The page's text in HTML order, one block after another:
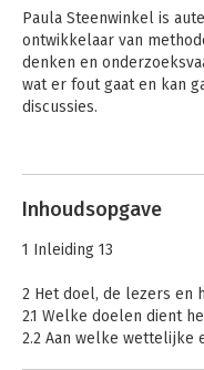
Bekijk alle boeken
Geef mij de feiten
Bekijk alle boeken
Paula Steenwinkel is
ontwikkelaar van
denken en
wat er fout gaat en kan
discussies.
Andere
Steenwinkel
Inhoudsopgave
1 Inleiding 13
2 Het doel, de lezers en
2.1 Welke doelen dient
2.2 Aan welke wettelijke